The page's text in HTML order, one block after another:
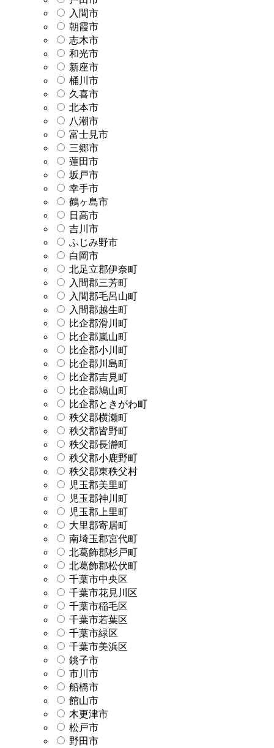
入間市
朝霞市
志木市
和光市
新座市
桶川市
久喜市
北本市
八潮市
富士見市
三郷市
蓮田市
坂戸市
幸手市
鶴ヶ島市
日高市
吉川市
ふじみ野市
白岡市
北足立郡伊奈町
入間郡三芳町
入間郡毛呂山町
入間郡越生町
比企郡滑川町
比企郡嵐山町
比企郡小川町
比企郡川島町
比企郡吉見町
比企郡鳩山町
比企郡ときがわ町
秩父郡横瀬町
秩父郡皆野町
秩父郡長瀞町
秩父郡小鹿野町
秩父郡東秩父村
児玉郡美里町
児玉郡神川町
児玉郡上里町
大里郡寄居町
南埼玉郡宮代町
北葛飾郡杉戸町
北葛飾郡松伏町
千葉市中央区
千葉市花見川区
千葉市稲毛区
千葉市若葉区
千葉市緑区
千葉市美浜区
銚子市
市川市
船橋市
館山市
木更津市
松戸市
野田市